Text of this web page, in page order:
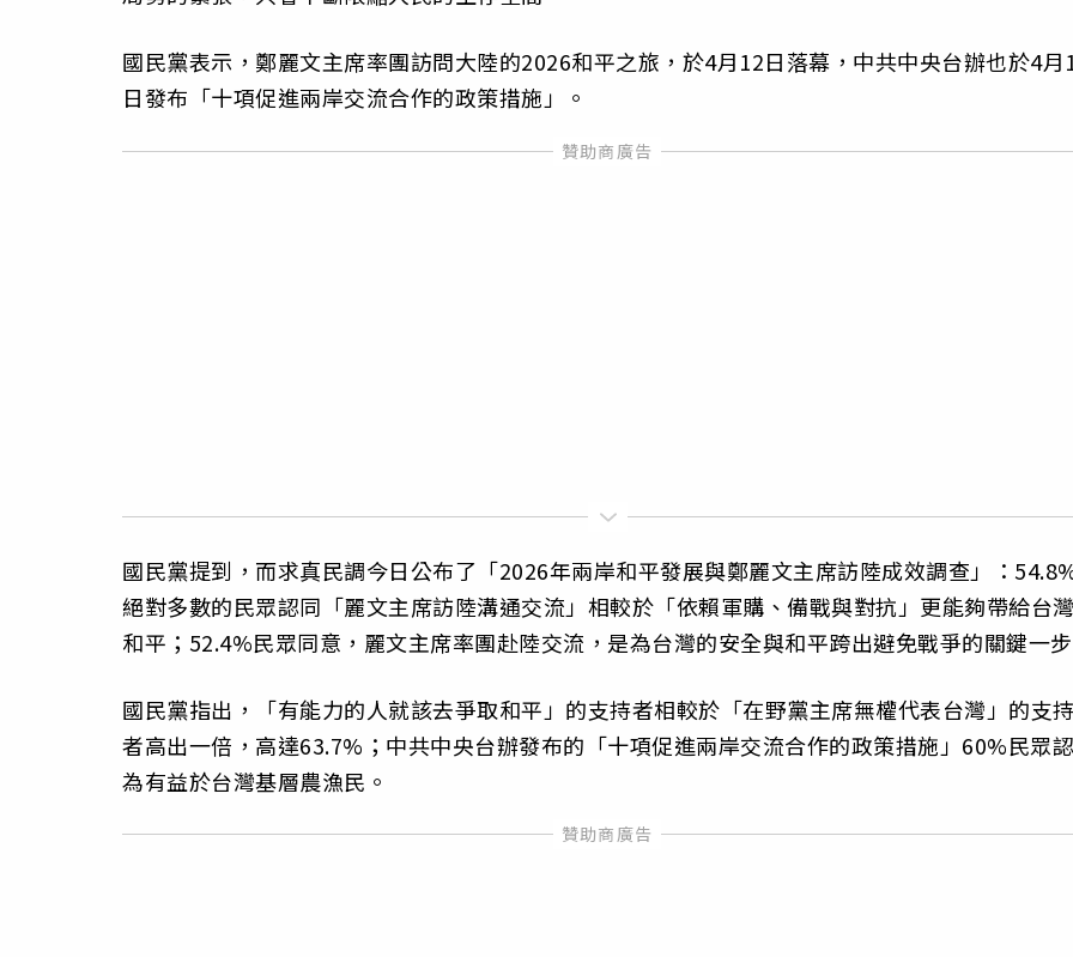
國民黨表示，鄭麗文主席率團訪問大陸的2026和平之旅，於4月12日落幕，中共中央台辦也於4月
日發布「十項促進兩岸交流合作的政策措施」。
國民黨提到，而求真民調今日公布了「2026年兩岸和平發展與鄭麗文主席訪陸成效調查」：
絕對多數的民眾認同「麗文主席訪陸溝通交流」相較於「依賴軍購、備戰與對抗」更能夠帶給台
和平；52.4%民眾同意，麗文主席率團赴陸交流，是為台灣的安全與和平跨出避免戰爭的關鍵一步
國民黨指出，「有能力的人就該去爭取和平」的支持者相較於「在野黨主席無權代表台灣」的支
者高出一倍，高達63.7%；中共中央台辦發布的「十項促進兩岸交流合作的政策措施」60%民眾認
為有益於台灣基層農漁民。